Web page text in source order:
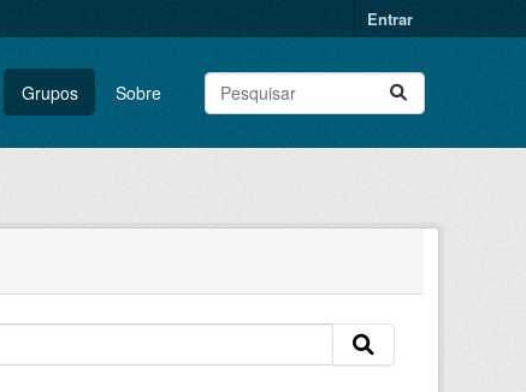
Entrar
Grupos Sobre